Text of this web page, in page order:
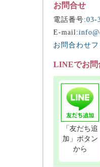
お問合せ
電話番号:03-
E-mail:
お問合わせ
LINEでお問
「友だち追
加」ボタン
から